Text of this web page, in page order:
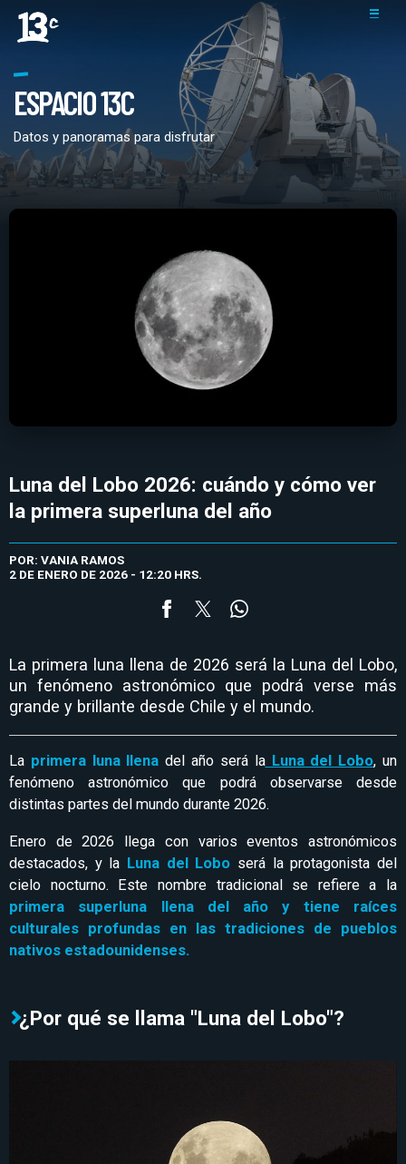
ESPACIO 13C
Datos y panoramas para disfrutar
Luna del Lobo 2026: cuándo y cómo ver
la primera superluna del año
POR: VANIA RAMOS
2 DE ENERO DE 2026 - 12:20 HRS.
La primera luna llena de 2026 será la Luna del Lobo,
un fenómeno astronómico que podrá verse más
grande y brillante desde Chile y el mundo.
La primera luna llenadel año será laLuna del Lobo, un
fenómeno astronómico que podrá observarse desde
distintas partes del mundo durante 2026.
Enero de 2026 llega con varios eventos astronómicos
destacados, y la Luna del Lobo será la protagonista del
cielo nocturno. Este nombre tradicional se refiere a la
primera superluna llena del año y tiene raíces
culturales profundas en las tradiciones de pueblos
nativos estadounidenses.
¿Por qué se llama "Luna del Lobo"?